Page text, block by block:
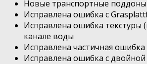
Новые транспортные поддоны
Исправлена ​​ошибка с
Исправлена ​​ошибка текстуры
канале воды
Исправлена ​​частичная
Исправлена ​​ошибка с